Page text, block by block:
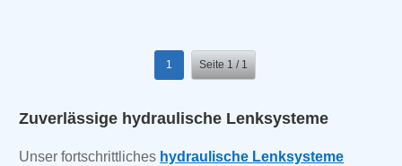
1 Seite 1 / 1
Zuverlässige hydraulische Lenksysteme
Unser fortschrittliches hydraulische Lenksysteme